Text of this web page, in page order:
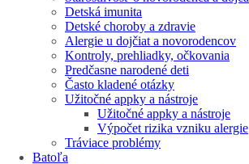
Detská imunita
Detské choroby a zdravie
Alergie u dojčiat a novorodencov
Kontroly, prehliadky, očkovania
Predčasne narodené deti
Často kladené otázky
Užitočné appky a nástroje
Užitočné appky a nástroje
Výpočet rizika vzniku alergie
Tráviace problémy
Batoľa